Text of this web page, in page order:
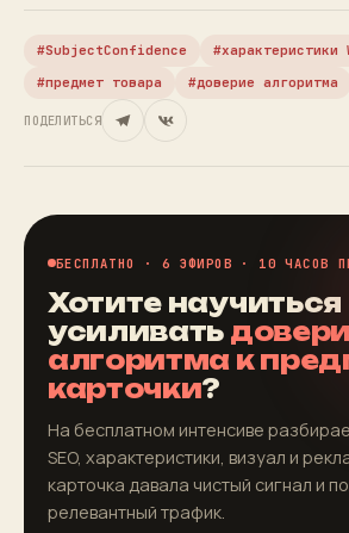
SubjectConfidence
характеристики
предмет товара
доверие алгоритма
ПОДЕЛИТЬСЯ
БЕСПЛАТНО · 6 ЭФИРОВ · 10 ЧАСОВ
Хотите научиться
усиливать
алгоритма к
карточки?
На бесплатном интенсиве
SEO, характеристики, визуал и
карточка давала чистый сигнал и
релевантный трафик.